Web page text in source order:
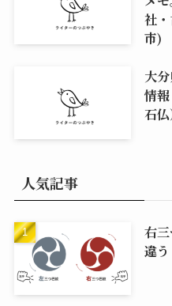
社
市)
大
情
石仏
人気記事
右
違う